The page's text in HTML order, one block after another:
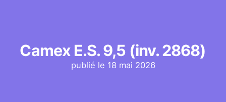
Camex E.S. 9,5 (inv. 2868)
publié le 18 mai 2026